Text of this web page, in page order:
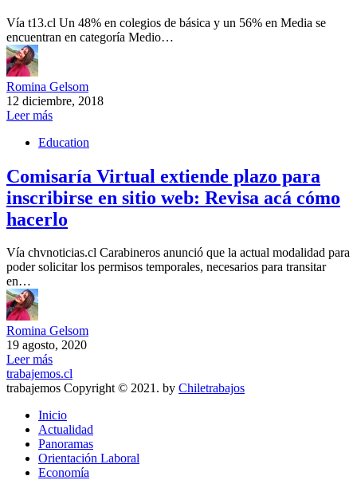
Vía t13.cl Un 48% en colegios de básica y un 56% en Media se
encuentran en categoría Medio…
Romina Gelsom
12 diciembre, 2018
Leer más
Education
Comisaría Virtual extiende plazo para
inscribirse en sitio web: Revisa acá cómo
hacerlo
Vía chvnoticias.cl Carabineros anunció que la actual modalidad para
poder solicitar los permisos temporales, necesarios para transitar
en…
Romina Gelsom
19 agosto, 2020
Leer más
trabajemos.cl
trabajemos Copyright © 2021. by Chiletrabajos
Inicio
Actualidad
Panoramas
Orientación Laboral
Economía